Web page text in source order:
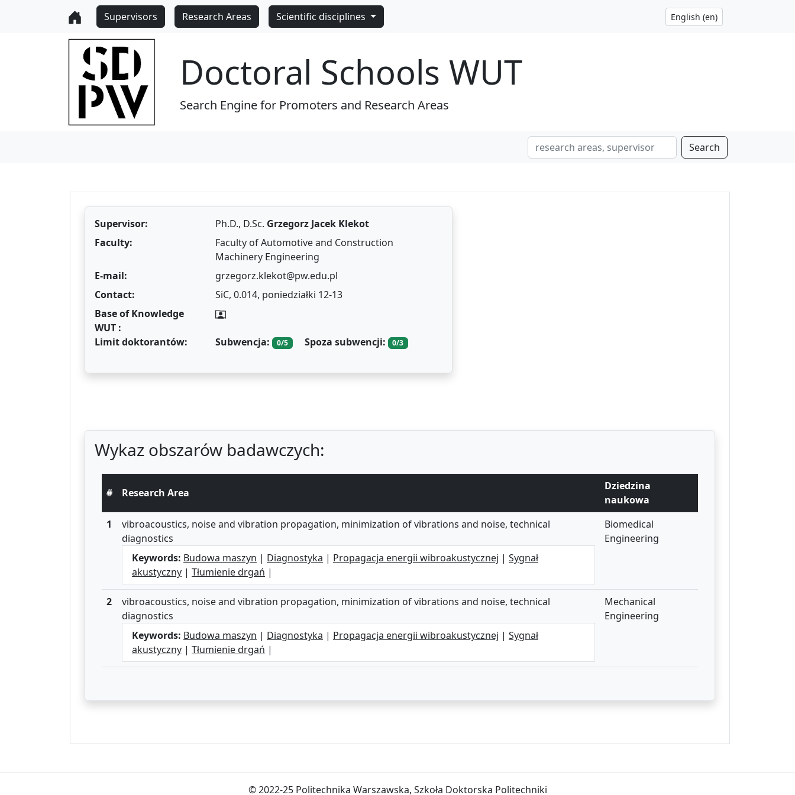
Supervisors Research Areas Scientific disciplines
Doctoral Schools WUT
Search Engine for Promoters and Research Areas
Search
Supervisor: Ph.D., D.Sc. Grzegorz Jacek Klekot
Faculty:
Faculty of Automotive and Construction
Machinery Engineering
E-mail:
grzegorz.klekot@pw.edu.pl
Contact:
SiC, 0.014, poniedziałki 12-13
Base of Knowledge
WUT :
Limit doktorantów:
Subwencja: 0/5 Spoza subwencji: 0/3
Wykaz obszarów badawczych:
# Research Area
Dziedzina
naukowa
1
vibroacoustics, noise and vibration propagation, minimization of vibrations and noise, technical
diagnostics
Keywords: Budowa maszyn | Diagnostyka | Propagacja energii wibroakustycznej | Sygnał
akustyczny | Tłumienie drgań |
Biomedical
Engineering
2
vibroacoustics, noise and vibration propagation, minimization of vibrations and noise, technical
diagnostics
Keywords: Budowa maszyn | Diagnostyka | Propagacja energii wibroakustycznej | Sygnał
akustyczny | Tłumienie drgań |
Mechanical
Engineering
© 2022-25 Politechnika Warszawska, Szkoła Doktorska Politechniki